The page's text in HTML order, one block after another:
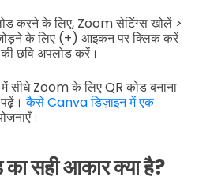
करने के लिए, Zoom सेटिंग्स खोलें >
के लिए (+) आइकन पर क्लिक करें
छवि अपलोड करें।
में सीधे Zoom के लिए QR कोड बनाना
पढ़ें।कैसे Canva डिज़ाइन में एक
सही आकार क्या है?